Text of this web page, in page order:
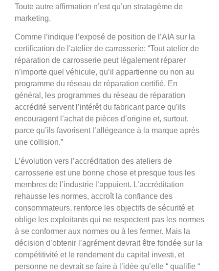
Toute autre affirmation n’est qu’un stratagème de
marketing.
Comme l’indique l’exposé de position de l’AIA sur la
certification de l’atelier de carrosserie: “Tout atelier de
réparation de carrosserie peut légalement réparer
n’importe quel véhicule, qu’il appartienne ou non au
programme du réseau de réparation certifié. En
général, les programmes du réseau de réparation
accrédité servent l’intérêt du fabricant parce qu’ils
encouragent l’achat de pièces d’origine et, surtout,
parce qu’ils favorisent l’allégeance à la marque après
une collision.”
L’évolution vers l’accréditation des ateliers de
carrosserie est une bonne chose et presque tous les
membres de l’industrie l’appuient. L’accréditation
rehausse les normes, accroît la confiance des
consommateurs, renforce les objectifs de sécurité et
oblige les exploitants qui ne respectent pas les normes
à se conformer aux normes ou à les fermer. Mais la
décision d’obtenir l’agrément devrait être fondée sur la
compétitivité et le rendement du capital investi, et
personne ne devrait se faire à l’idée qu’elle “ qualifie “